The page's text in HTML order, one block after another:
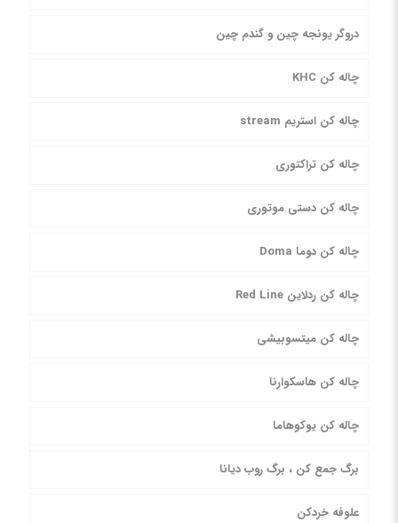
دروگر یونجه چین و گندم چین
چاله کن KHC
چاله کن استریم stream
چاله کن تراکتوری
چاله کن دستی موتوری
چاله کن دوما Doma
چاله کن ردلاین Red Line
چاله کن میتسوبیشی
چاله کن هاسکوارنا
چاله کن یوکوهاما
برگ جمع کن ، برگ روب دیانا
علوفه خردکن